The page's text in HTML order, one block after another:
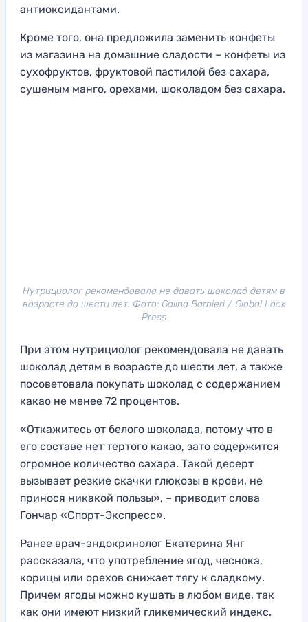
антиоксидантами.
Кроме того, она предложила заменить конфеты
из магазина на домашние сладости – конфеты из
сухофруктов, фруктовой пастилой без сахара,
сушеным манго, орехами, шоколадом без сахара.
Нутрициолог рекомендовала не давать шоколад детям в
возрасте до шести лет. Фото: Galina Barbieri / Global Look
Press
При этом нутрициолог рекомендовала не давать
шоколад детям в возрасте до шести лет, а также
посоветовала покупать шоколад с содержанием
какао не менее 72 процентов.
«Откажитесь от белого шоколада, потому что в
его составе нет тертого какао, зато содержится
огромное количество сахара. Такой десерт
вызывает резкие скачки глюкозы в крови, не
принося никакой пользы», – приводит слова
Гончар «Спорт-Экспресс».
Ранее врач-эндокринолог Екатерина Янг
рассказала, что употребление ягод, чеснока,
корицы или орехов снижает тягу к сладкому.
Причем ягоды можно кушать в любом виде, так
как они имеют низкий гликемический индекс.